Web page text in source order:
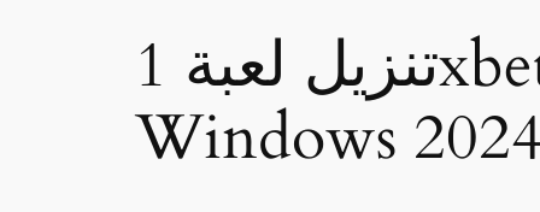
تنزيل لعبة 1xbet Apk و Ios لنظام التشغيل
Windows